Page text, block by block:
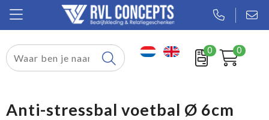
0 0
Relatiegeschenken
Anti-stressbal voetbal Ø 6cm